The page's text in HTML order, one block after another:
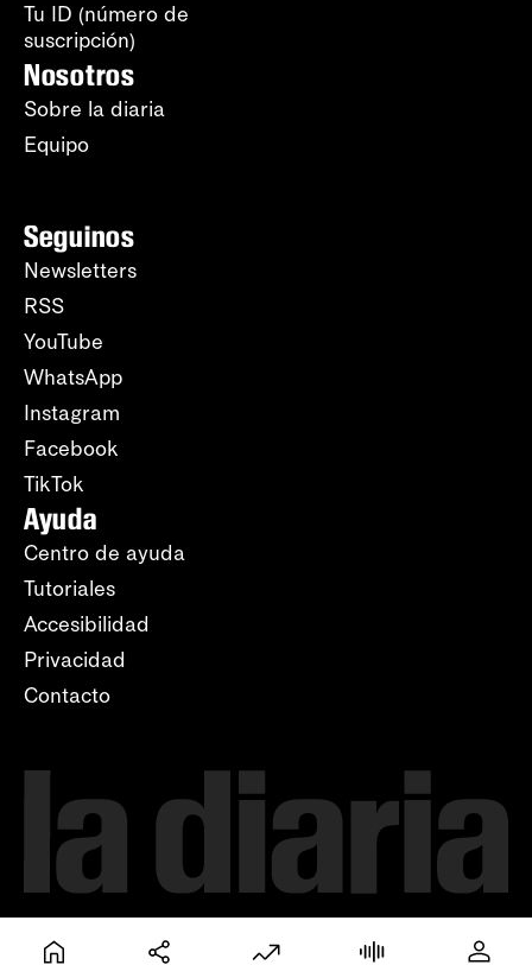
Tu ID (número de
suscripción)
Nosotros
Sobre la diaria
Equipo
Seguinos
Newsletters
RSS
YouTube
WhatsApp
Instagram
Facebook
TikTok
Ayuda
Centro de ayuda
Tutoriales
Accesibilidad
Privacidad
Contacto